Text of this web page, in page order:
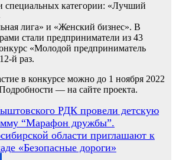
специальных категории: «Лучший
лига» и «Женский бизнес». В
стали предприниматели из 43
«Молодой предприниматель
й раз.
в конкурсе можно до 1 ноября 2022
— на сайте проекта.
РДК провели детскую
“Марафон дружбы”.
области приглашают к
«Безопасные дороги»